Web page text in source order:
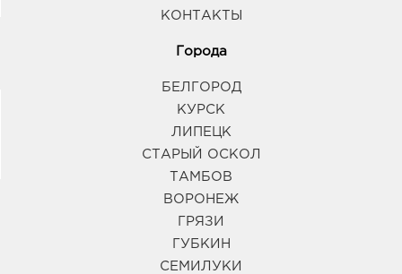
КОНТАКТЫ
Города
БЕЛГОРОД
КУРСК
ЛИПЕЦК
СТАРЫЙ ОСКОЛ
ТАМБОВ
ВОРОНЕЖ
ГРЯЗИ
ГУБКИН
СЕМИЛУКИ